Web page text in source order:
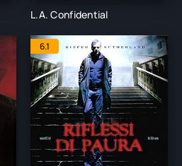
L.A. Confidential
6.1